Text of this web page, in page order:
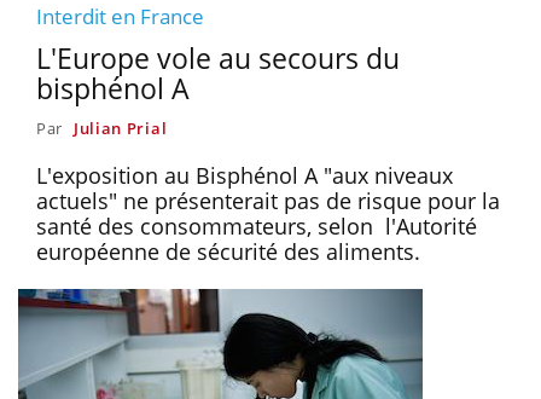
Interdit en France
L'Europe vole au secours du
bisphénol A
Par Julian Prial
L'exposition au Bisphénol A "aux niveaux
actuels" ne présenterait pas de risque pour la
santé des consommateurs, selon l'Autorité
européenne de sécurité des aliments.